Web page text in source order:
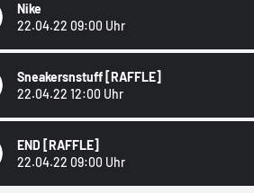
Nike
22.04.22 09:00 Uhr
Sneakersnstuff [RAFFLE]
22.04.22 12:00 Uhr
END [RAFFLE]
22.04.22 09:00 Uhr